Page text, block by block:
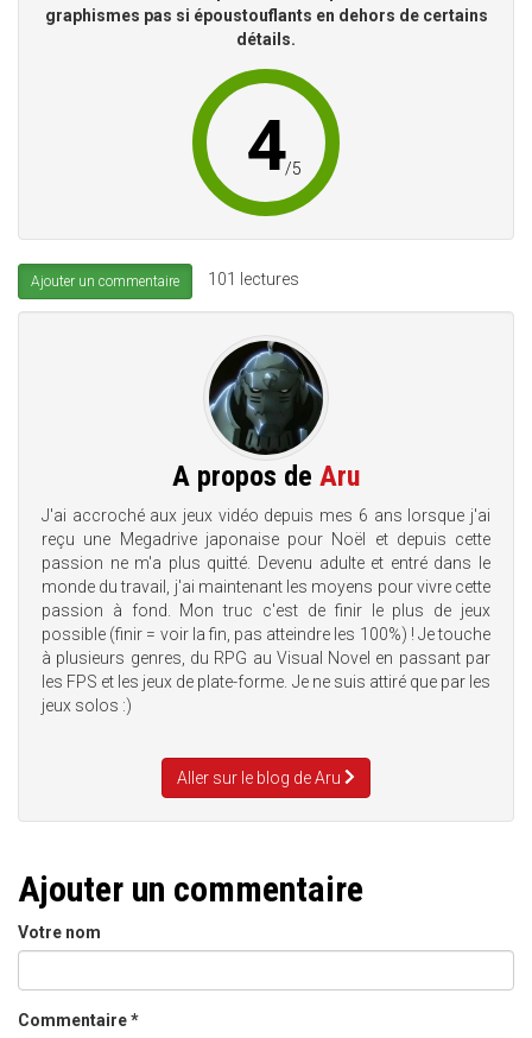
graphismes pas si époustouflants en dehors de certains
détails.
4/5
Ajouter un commentaire 101 lectures
A propos de Aru
J'ai accroché aux jeux vidéo depuis mes 6 ans lorsque j'ai
reçu une Megadrive japonaise pour Noël et depuis cette
passion ne m'a plus quitté. Devenu adulte et entré dans le
monde du travail, j'ai maintenant les moyens pour vivre cette
passion à fond. Mon truc c'est de finir le plus de jeux
possible (finir = voir la fin, pas atteindre les 100%) ! Je touche
à plusieurs genres, du RPG au Visual Novel en passant par
les FPS et les jeux de plate-forme. Je ne suis attiré que par les
jeux solos :)
Aller sur le blog de Aru
Ajouter un commentaire
Votre nom
Commentaire*